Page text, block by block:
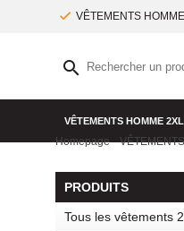
VÊTEMENTS
VÊTEMENTS HOMME
Homepage
PRODUITS
Tous les vêtements